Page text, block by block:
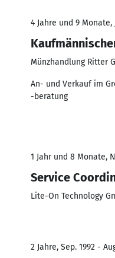
4 Jahre und 9 Monate,
Münzhandlung Ritter
An- und Verkauf im
-beratung
1 Jahr und 8 Monate,
Service
Lite-On Technology
2 Jahre, Sep. 1992 -